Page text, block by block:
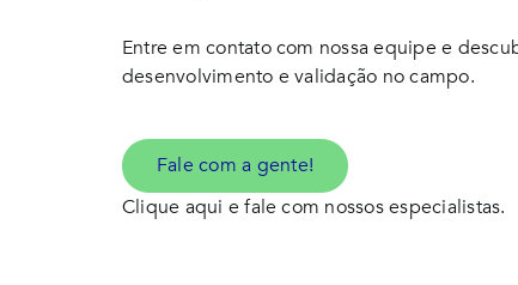
Entre em contato com nossa equipe e
desenvolvimento e validação no campo.
Fale com a gente!
Clique aqui e fale com nossos especialistas.